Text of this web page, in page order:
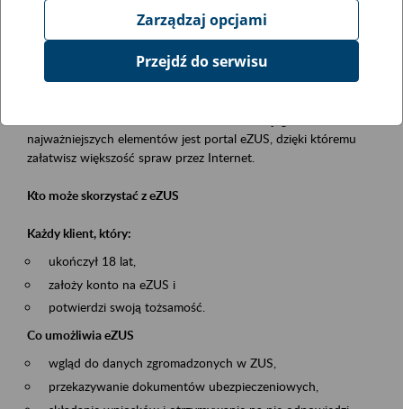
Opis wydarzenia
Platforma Usług Elektronicznych eZUS
najważniejszych elementów jest portal eZUS, dzięki któremu
załatwisz większość spraw przez Internet.
Kto może skorzystać z eZUS
Każdy klient, który:
ukończył 18 lat,
założy konto na eZUS i
potwierdzi swoją tożsamość.
Co umożliwia eZUS
wgląd do danych zgromadzonych w ZUS,
przekazywanie dokumentów ubezpieczeniowych,
Zarządzaj opcjami
Przejdź do serwisu